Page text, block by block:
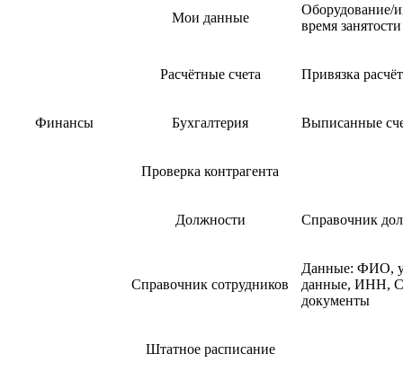
Мои данные
Оборудование/
время
Финансы
Расчётные счета Привязка
Бухгалтерия Выписанные
Проверка контрагента
Должности Справочник
Справочник сотрудников
Данные: ФИО,
данные, ИНН,
документы
Штатное расписание